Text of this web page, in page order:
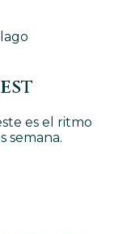
es el ritmo
semana.